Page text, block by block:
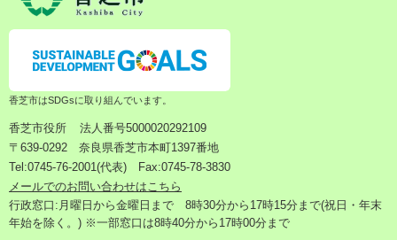
香芝市はSDGsに取り組んでいます。
香芝市役所
法人番号5000020292109
〒639-0292 奈良県香芝市本町1397番地
Tel:0745-76-2001(代表) Fax:0745-78-3830
メールでのお問い合わせはこちら
行政窓口:月曜日から金曜日まで 8時30分から17時15分まで(祝日・年末
年始を除く。) ※一部窓口は8時40分から17時00分まで